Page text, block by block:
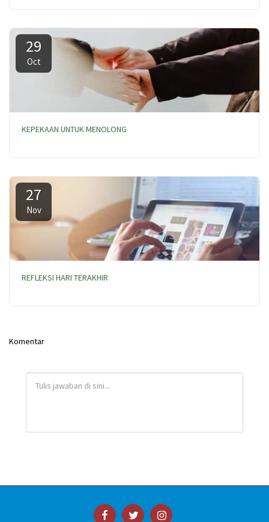
29
Oct
KEPEKAAN UNTUK MENOLONG
27
Nov
REFLEKSI HARI TERAKHIR
Komentar